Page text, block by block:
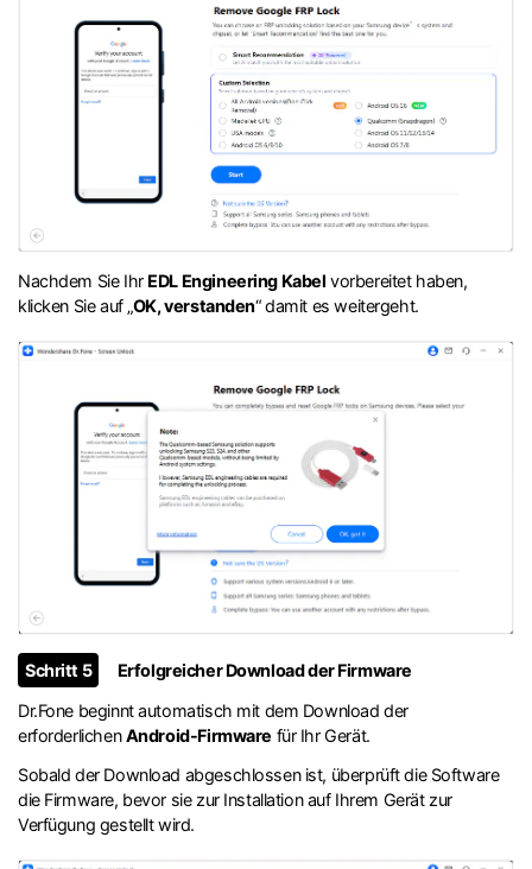
Nachdem Sie Ihr EDL Engineering Kabel vorbereitet haben,
klicken Sie auf „OK, verstanden“ damit es weitergeht.
Schritt 5
Erfolgreicher Download der Firmware
Dr.Fone beginnt automatisch mit dem Download der
erforderlichenAndroid-Firmware für Ihr Gerät.
Sobald der Download abgeschlossen ist, überprüft die Software
die Firmware, bevor sie zur Installation auf Ihrem Gerät zur
Verfügung gestellt wird.